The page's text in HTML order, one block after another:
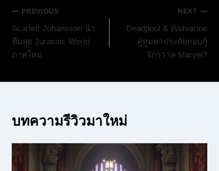
แนะแนว
เรื่อง
PREVIOUS
Scarlett Johansson นำ
ทีมลุย Jurassic World
ภาคใหม่
NEXT
Deadpool & Wolverine
คู่หูมหาประลัยกอบกู้
จักรวาล Marvel?
บทความรีวิวมาใหม่